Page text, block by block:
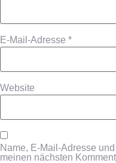
E-Mail-Adresse *
Website
Name, E-Mail-Adresse
meinen nächsten